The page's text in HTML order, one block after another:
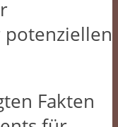
Fakten